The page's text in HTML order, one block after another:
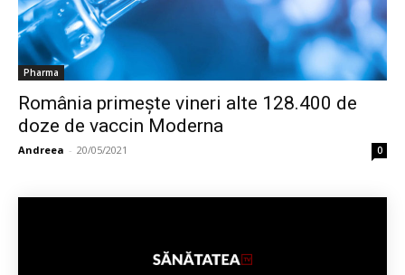
Pharma
România primește vineri alte 128.400 de
doze de vaccin Moderna
Andreea - 20/05/2021 0